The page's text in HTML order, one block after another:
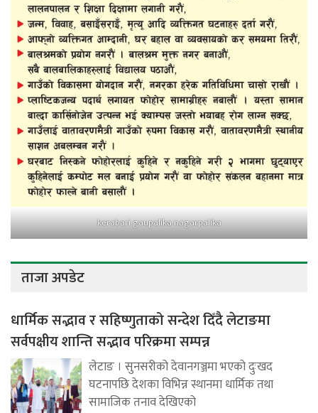
kerabari gaupalika nagarpalika
ताजा अपडेट
धार्मिक सद्भाव र सहिष्णुताको सन्देश दिँदै लेटाङमा
सर्वपक्षीय शान्ति सद्भाव परिक्रमा सम्पन्न
लेटाङ । सुनसरीको देवानगञ्जमा भएको दुःखद
घटनापछि देशका विभिन्न स्थानमा धार्मिक तथा
सामाजिक तनाव देखिएको